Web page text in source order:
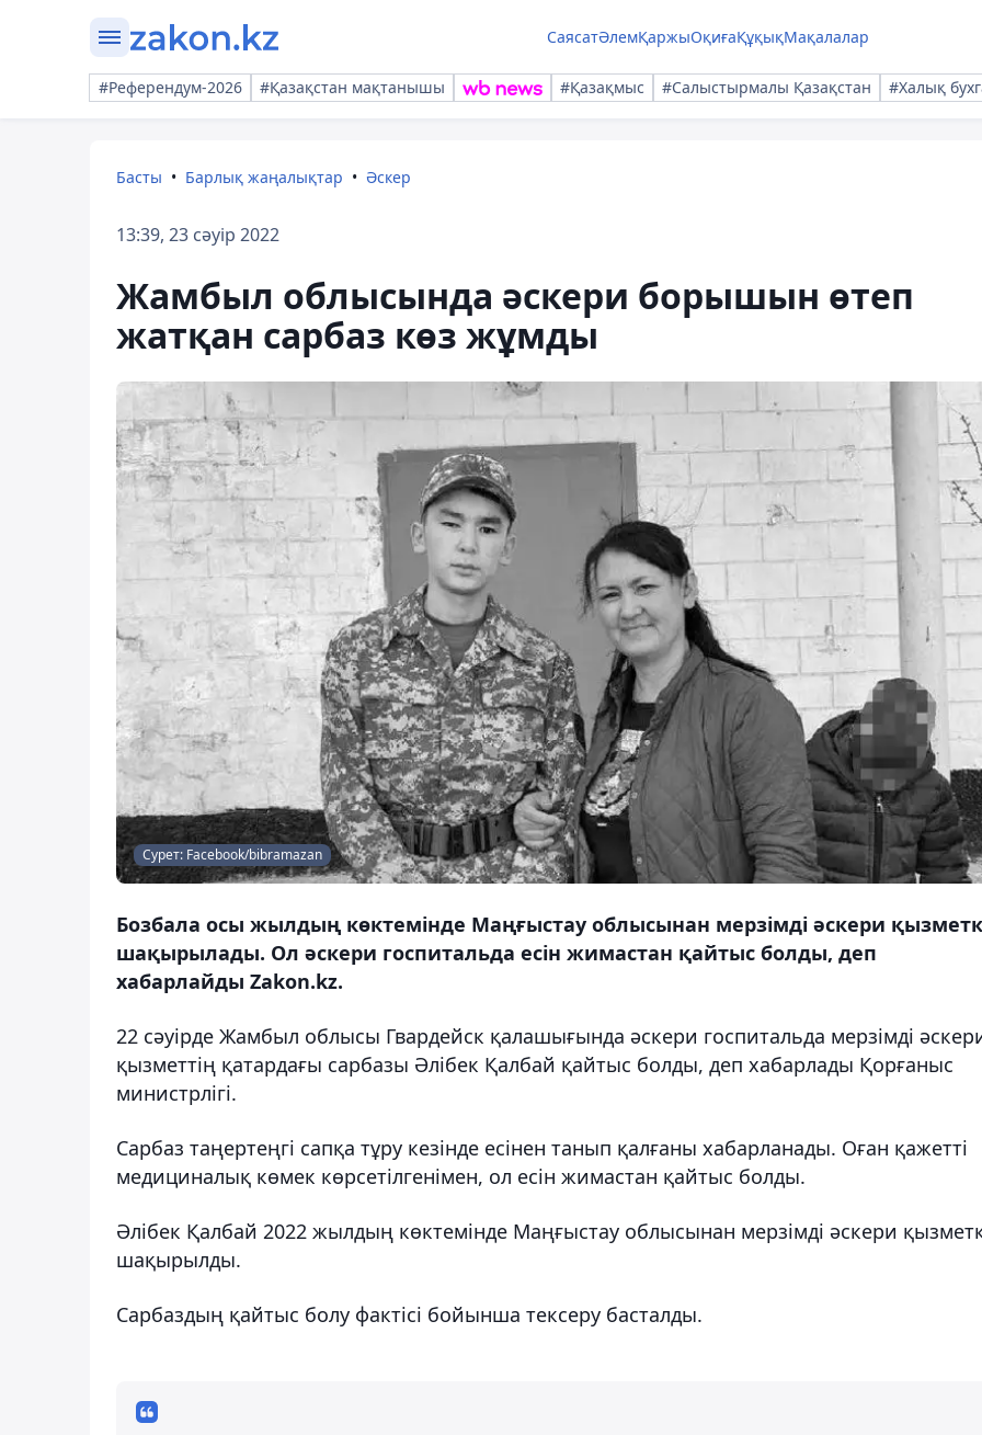
СаясатӘлемҚаржыОқиғаҚұқықМақалалар
#Референдум-2026 #Қазақстан мақтанышы #Қазақмыс #Салыстырмалы Қазақстан #Халық
Басты Барлық жаңалықтар Әскер
13:39, 23 сәуір 2022
Жамбыл облысында әскери борышын өтеп
жатқан сарбаз көз жұмды
Сурет: Facebook/bibramazan
Бозбала осы жылдың көктемінде Маңғыстау облысынан мерзімді әскери
шақырылады. Ол әскери госпитальда есін жимастан қайтыс болды, деп
хабарлайды Zakon.kz.
22 сәуірде Жамбыл облысы Гвардейск қалашығында әскери госпитальда мерзімді
қызметтің қатардағы сарбазы Әлібек Қалбай қайтыс болды, деп хабарлады Қорғаныс
министрлігі.
Сарбаз таңертеңгі сапқа тұру кезінде есінен танып қалғаны хабарланады. Оған қажетті
медициналық көмек көрсетілгенімен, ол есін жимастан қайтыс болды.
Әлібек Қалбай 2022 жылдың көктемінде Маңғыстау облысынан мерзімді әскери
шақырылды.
Сарбаздың қайтыс болу фактісі бойынша тексеру басталды.